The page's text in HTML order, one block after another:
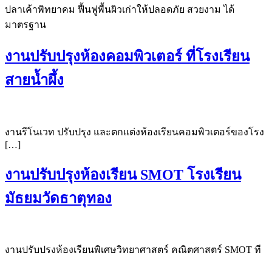
ปลาเค้าพิทยาคม ฟื้นฟูพื้นผิวเก่าให้ปลอดภัย สวยงาม ได้
มาตรฐาน
งานปรับปรุงห้องคอมพิวเตอร์ ที่โรงเรียน
สายน้ำผึ้ง
งานรีโนเวท ปรับปรุง และตกแต่งห้องเรียนคอมพิวเตอร์ของโรง
[…]
งานปรับปรุงห้องเรียน SMOT โรงเรียน
มัธยมวัดธาตุทอง
งานปรับปรุงห้องเรียนพิเศษวิทยาศาสตร์ คณิตศาสตร์ SMOT ที